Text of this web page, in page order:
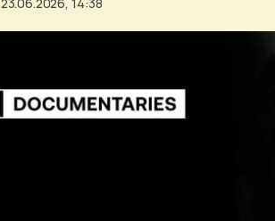
23.06.2026, 14:38